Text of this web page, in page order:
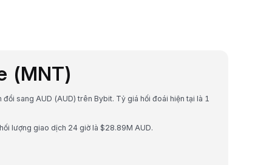
(MNT)
sang AUD (AUD) trên Bybit. Tỷ giá hối đoái hiện tại là 1
lượng giao dịch 24 giờ là $28.89M AUD.